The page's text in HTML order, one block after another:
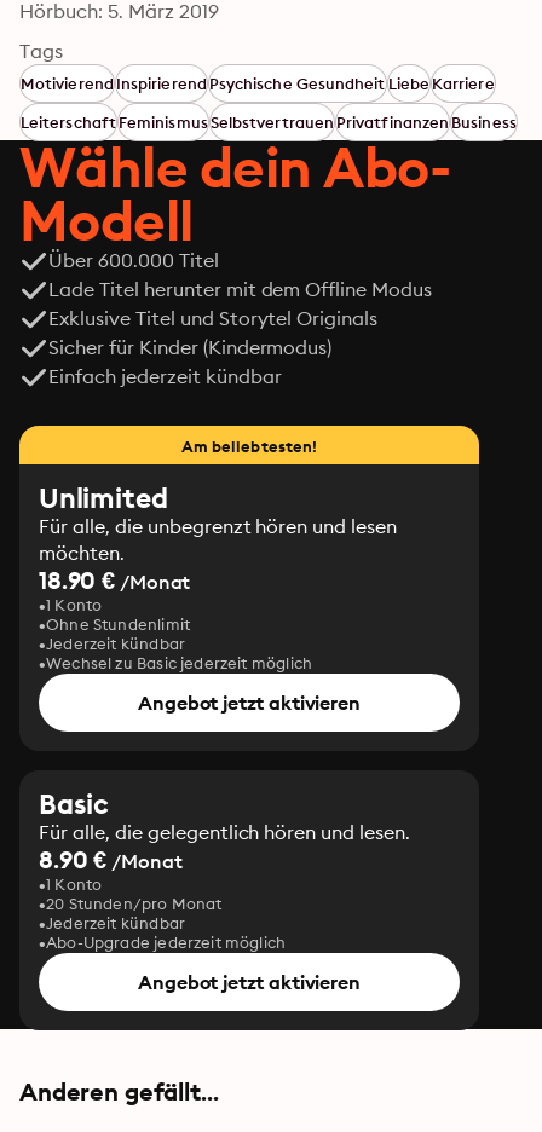
Hörbuch: 5. März 2019
Tags
MotivierendInspirierendPsychische GesundheitLiebeKarriere
LeiterschaftFeminismusSelbstvertrauenPrivatfinanzenBusiness
Wähle dein Abo-
Modell
Über 600.000 Titel
Lade Titel herunter mit dem Offline Modus
Exklusive Titel und Storytel Originals
Sicher für Kinder (Kindermodus)
Einfach jederzeit kündbar
Am beliebtesten!
Unlimited
Für alle, die unbegrenzt hören und lesen
möchten.
18.90 € /Monat
1 Konto
Ohne Stundenlimit
Jederzeit kündbar
Wechsel zu Basic jederzeit möglich
Angebot jetzt aktivieren
Basic
Für alle, die gelegentlich hören und lesen.
8.90 € /Monat
1 Konto
20 Stunden/pro Monat
Jederzeit kündbar
Abo-Upgrade jederzeit möglich
Angebot jetzt aktivieren
Anderen gefällt...